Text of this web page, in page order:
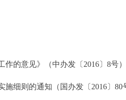
的意见》（中办发〔2016〕8号）
细则的通知（国办发〔2016〕80